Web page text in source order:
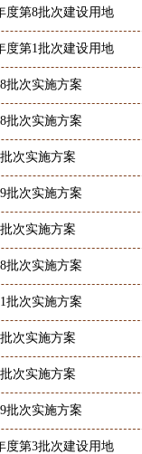
度第8批次建设用地
度第1批次建设用地
批次实施方案
批次实施方案
次实施方案
批次实施方案
次实施方案
批次实施方案
批次实施方案
次实施方案
次实施方案
批次实施方案
度第3批次建设用地